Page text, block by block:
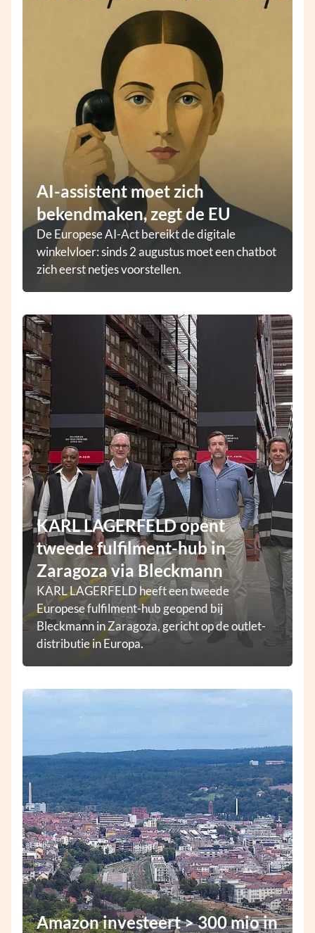
AI-assistent moet zich
bekendmaken, zegt de EU
De Europese AI-Act bereikt de digitale
winkelvloer: sinds 2 augustus moet een chatbot
zich eerst netjes voorstellen.
KARL LAGERFELD opent
tweede fulfilment-hub in
Zaragoza via Bleckmann
KARL LAGERFELD heeft een tweede
Europese fulfilment-hub geopend bij
Bleckmann in Zaragoza, gericht op de outlet-
distributie in Europa.
Amazon investeert > 300 mio in